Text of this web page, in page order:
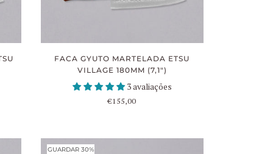
FACA GYUTO MARTELADA ETSU
VILLAGE 180MM (7,1")
3 avaliações
€155,00
GUARDAR 30%